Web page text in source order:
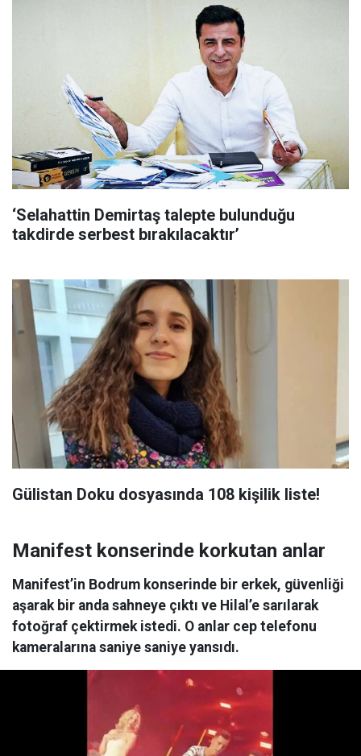
‘Selahattin Demirtaş talepte bulunduğu
takdirde serbest bırakılacaktır’
Gülistan Doku dosyasında 108 kişilik liste!
Manifest konserinde korkutan anlar
Manifest’in Bodrum konserinde bir erkek, güvenliği
aşarak bir anda sahneye çıktı ve Hilal’e sarılarak
fotoğraf çektirmek istedi. O anlar cep telefonu
kameralarına saniye saniye yansıdı.